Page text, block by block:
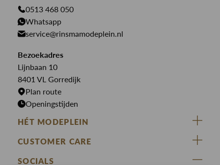
Genti
PME Legend
Butcher of Blue
Bekijk alle merken >
Jassen
Jeans
Jurken
Rokken
Jassen
Overhemden
T-shirts
0513 468 050
Whatsapp
service@rinsmamodeplein.nl
Bezoekadres
Lijnbaan 10
8401 VL Gorredijk
Plan route
Openingstijden
HÉT MODEPLEIN
ZIJ VAN RINSMA
DE HEEREN VAN RINSMA
CUSTOMER CARE
Veelgestelde vragen
SOCIALS